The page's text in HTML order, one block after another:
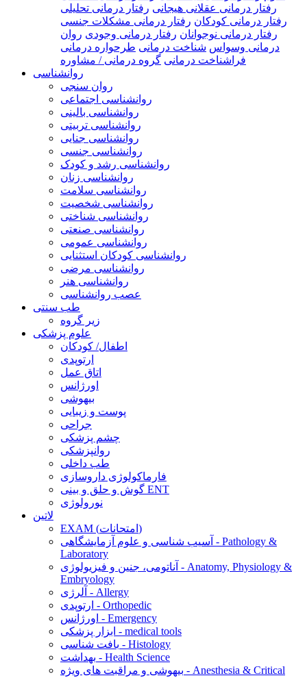
رفتار درمانی عقلانی هیجانی رفتار درمانی تحلیلی
رفتار درمانی کودکان رفتار درمانی مشکلات جنسی
رفتار درمانی نوجوانان رفتار درمانی وجودی روان
درمانی وسواس شناخت درمانی طرحواره درمانی
فراشناخت درمانی گروه درمانی / مشاوره
روانشناسی
روان سنجی
روانشناسی اجتماعی
روانشناسی بالینی
روانشناسی تربیتی
روانشناسی جنایی
روانشناسی جنسی
روانشناسی رشد و کودک
روانشناسی زنان
روانشناسی سلامت
روانشناسی شخصیت
روانشناسی شناختی
روانشناسی صنعتی
روانشناسی عمومی
روانشناسی کودکان استثنایی
روانشناسی مرضی
روانشناسی هنر
عصب روانشناسی
طب سنتی
زیر گروه
علوم پزشکی
اطفال/ کودکان
ارتوپدی
اتاق عمل
اورژانس
بیهوشی
پوست و زیبایی
جراحی
چشم پزشکی
روانپزشکی
طب داخلی
فارماکولوژی داروسازی
گوش و حلق و بینی ENT
نورولوژی
لاتین
EXAM (امتحانات)
آسیب شناسی و علوم آزمایشگاهی - Pathology &
Laboratory
آناتومی، جنین و فیزیولوژی - Anatomy, Physiology &
Embryology
آلرژی - Allergy
ارتوپدی - Orthopedic
اورژانس - Emergency
ابزار پزشکی - medical tools
بافت شناسی - Histology
بهداشت - Health Science
بیهوشی و مراقبت های ویژه - Anesthesia & Critical